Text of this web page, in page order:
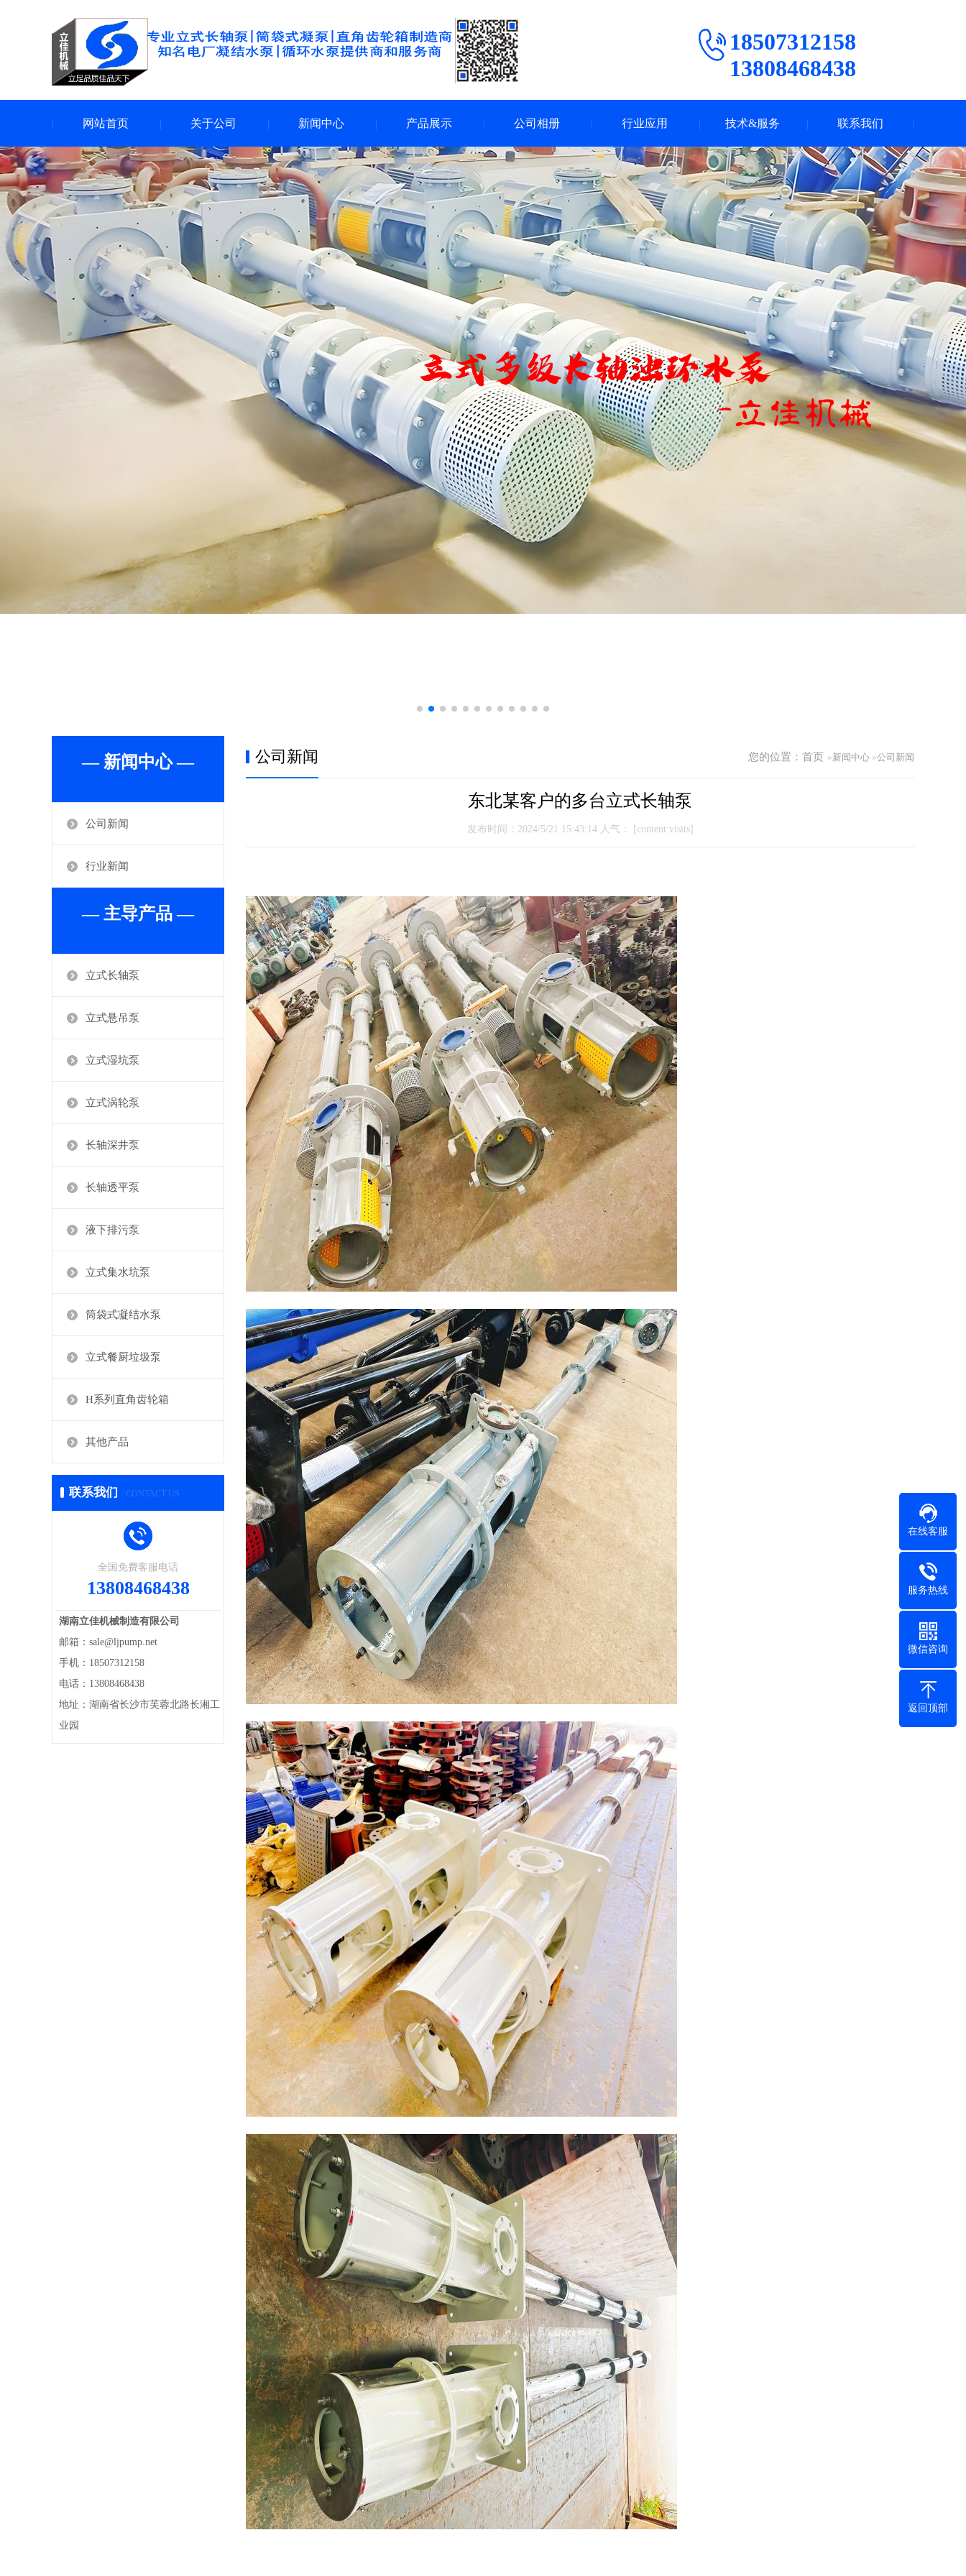
18507312158
13808468438
网站首页 关于公司 新闻中心 产品展示 公司相册 行业应用 技术&服务 联系我们
— 新闻中心 —
公司新闻
行业新闻
— 主导产品 —
立式长轴泵
立式悬吊泵
立式湿坑泵
立式涡轮泵
长轴深井泵
长轴透平泵
液下排污泵
立式集水坑泵
筒袋式凝结水泵
立式餐厨垃圾泵
H系列直角齿轮箱
其他产品
联系我们 / CONTACT US
全国免费客服电话
13808468438
湖南立佳机械制造有限公司
邮箱：sale@ljpump.net
手机：18507312158
电话：13808468438
地址：湖南省长沙市芙蓉北路长湘工
业园
您的位置： 首页 »新闻中心 »公司新闻
公司新闻
东北某客户的多台立式长轴泵
发布时间：2024/5/21 15:43:14 人气： [content:visits]
在线客服
服务热线
微信咨询
返回顶部